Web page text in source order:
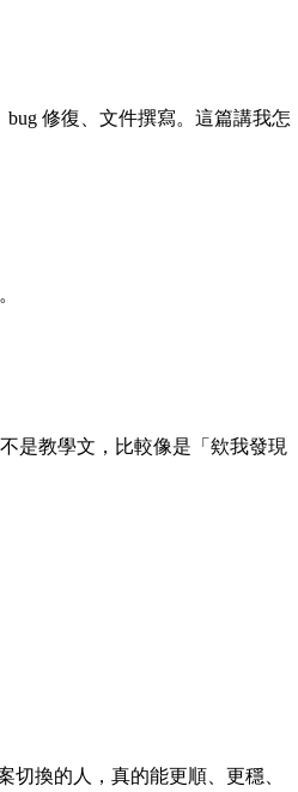
bug 修復、文件撰寫。這篇講我怎
是教學文，比較像是「欸我發現
換的人，真的能更順、更穩、